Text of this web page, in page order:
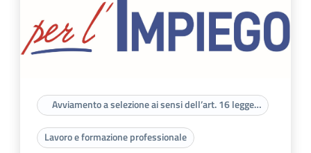
Avviamento a selezione ai sensi dell’art. 16 legge
56/87
Lavoro e formazione professionale